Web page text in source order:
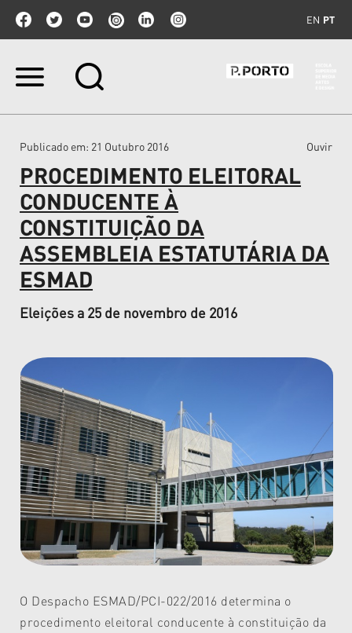
EN PT
Ir
Ir
navegação
Publicado em: 21 Outubro 2016 Ouvir
PROCEDIMENTO ELEITORAL
CONDUCENTE À
CONSTITUIÇÃO DA
ASSEMBLEIA ESTATUTÁRIA DA
ESMAD
Eleições a 25 de novembro de 2016
O Despacho ESMAD/PCI-022/2016 determina o
procedimento eleitoral conducente à constituição da